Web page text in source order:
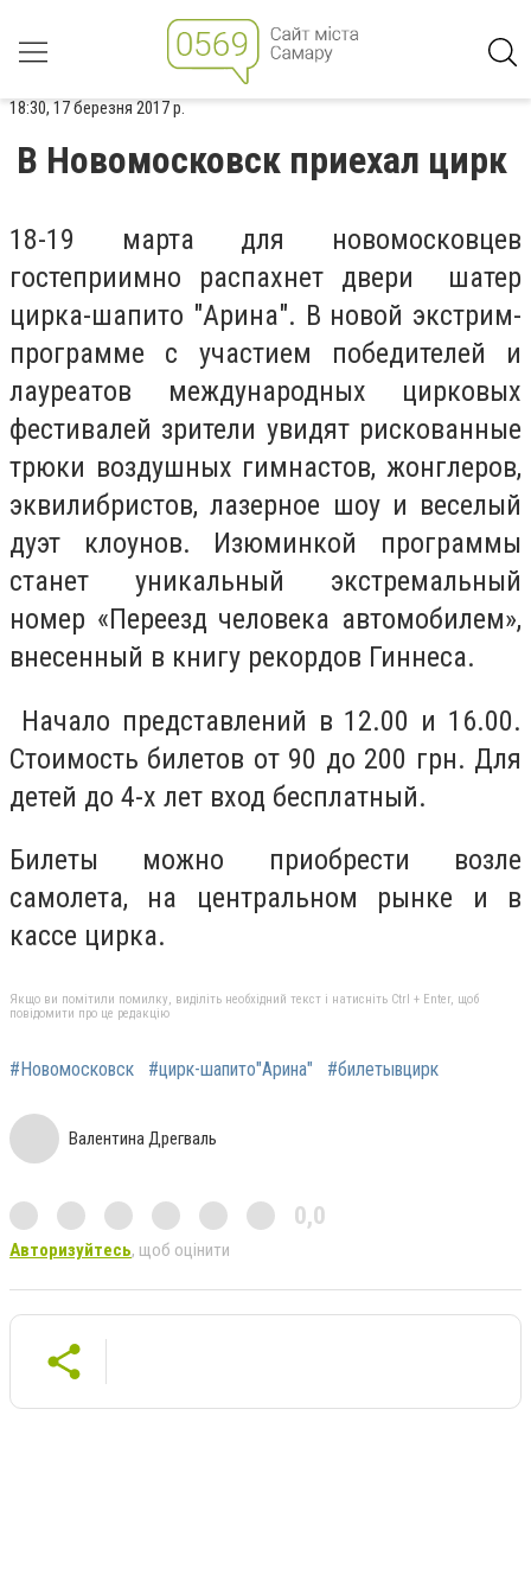
18:30, 17 березня 2017 р.
В Новомосковск приехал цирк
18-19 марта для новомосковцев
гостеприимно распахнет двери шатер
цирка-шапито "Арина". В новой экстрим-
программе с участием победителей и
лауреатов международных цирковых
фестивалей зрители увидят рискованные
трюки воздушных гимнастов, жонглеров,
эквилибристов, лазерное шоу и веселый
дуэт клоунов. Изюминкой программы
станет уникальный экстремальный
номер «Переезд человека автомобилем»,
внесенный в книгу рекордов Гиннеса.
Начало представлений в 12.00 и 16.00.
Стоимость билетов от 90 до 200 грн. Для
детей до 4-х лет вход бесплатный.
Билеты можно приобрести возле
самолета, на центральном рынке и в
кассе цирка.
Якщо ви помітили помилку, виділіть необхідний текст і натисніть Ctrl + Enter, щоб
повідомити про це редакцію
#Новомосковск #цирк-шапито"Арина" #билетывцирк
Валентина Дрегваль
0,0
Авторизуйтесь, щоб оцінити